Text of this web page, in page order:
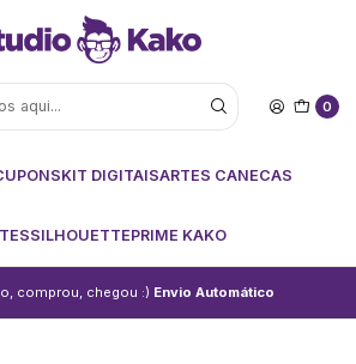
0
KIT DIGITAISARTES CANECAS
SILHOUETTEPRIME KAKO
comprou, chegou :) Envio Automático